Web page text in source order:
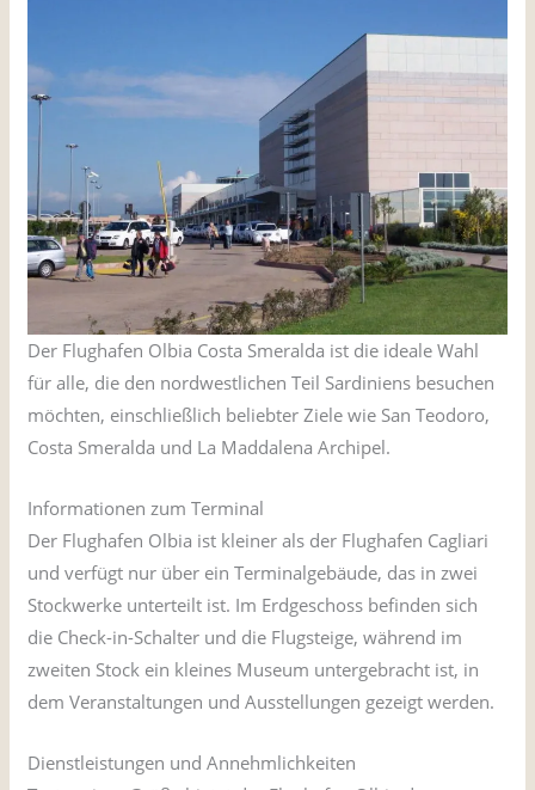
Der Flughafen Olbia Costa Smeralda ist die ideale Wahl
für alle, die den nordwestlichen Teil Sardiniens besuchen
möchten, einschließlich beliebter Ziele wie San Teodoro,
Costa Smeralda und La Maddalena Archipel.
Informationen zum Terminal
Der Flughafen Olbia ist kleiner als der Flughafen Cagliari
und verfügt nur über ein Terminalgebäude, das in zwei
Stockwerke unterteilt ist. Im Erdgeschoss befinden sich
die Check-in-Schalter und die Flugsteige, während im
zweiten Stock ein kleines Museum untergebracht ist, in
dem Veranstaltungen und Ausstellungen gezeigt werden.
Dienstleistungen und Annehmlichkeiten